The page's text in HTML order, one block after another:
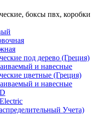
боксы пвх, коробки
под дерево (Греция)
и навесные
цветные (Греция)
и навесные
Учета)